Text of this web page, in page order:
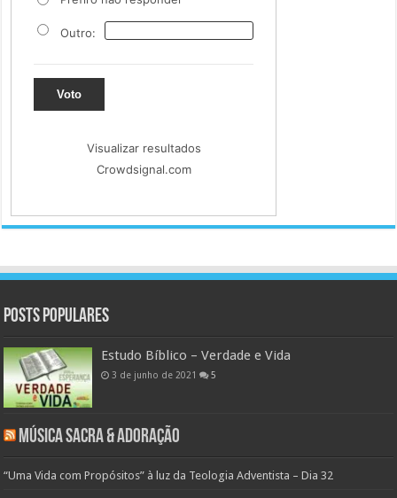
Outro:
Voto
Visualizar resultados
Crowdsignal.com
Posts populares
Estudo Bíblico – Verdade e Vida
3 de junho de 2021 5
Música Sacra & Adoração
“Uma Vida com Propósitos” à luz da Teologia Adventista – Dia 32